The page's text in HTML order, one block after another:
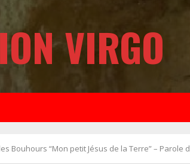
VIRGO
Bouhours “Mon petit Jésus de la Terre” – Parole